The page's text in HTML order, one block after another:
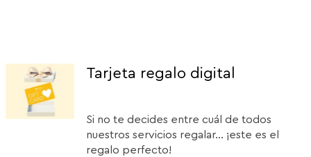
Tarjeta regalo digital
Si no te decides entre cuál de todos
nuestros servicios regalar... ¡este es el
regalo perfecto!